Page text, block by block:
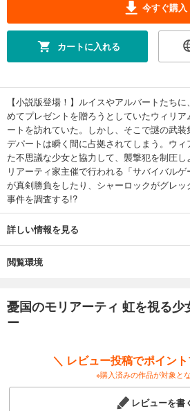
今すぐ購入
カートに入れる
【小説版登場！】ルイスやアルバートたち
めてプレゼントを贈ろうとしていたウィリ
ートを訪れていた。しかし、そこで謎の武
デパートは瞬く間に占拠されてしまう。ウ
た不思議な少女と協力して、襲撃犯を制圧
リアーティ家主催で行われる「サバイバル
が真剣勝負をしたり、シャーロックがグレ
事件を調査する!?
詳しい情報を見る
閲覧環境
憂国のモリアーティ 虹を視る
ー
＼ レビュー投稿でポイン
※購入済みの作品が対象と
レビューを書